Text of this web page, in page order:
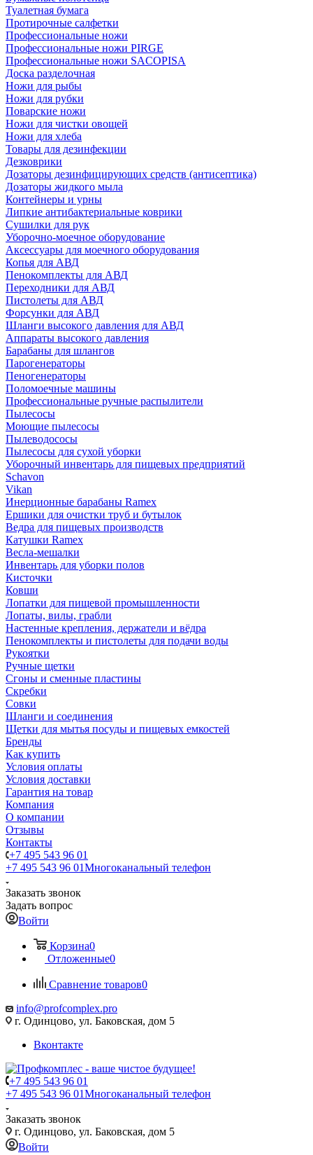
Туалетная бумага
Протирочные салфетки
Профессиональные ножи
Профессиональные ножи PIRGE
Профессиональные ножи SACOPISA
Доска разделочная
Ножи для рыбы
Ножи для рубки
Поварские ножи
Ножи для чистки овощей
Ножи для хлеба
Товары для дезинфекции
Дезковрики
Дозаторы дезинфицирующих средств (антисептика)
Дозаторы жидкого мыла
Контейнеры и урны
Липкие антибактериальные коврики
Сушилки для рук
Уборочно-моечное оборудование
Аксессуары для моечного оборудования
Копья для АВД
Пенокомплекты для АВД
Переходники для АВД
Пистолеты для АВД
Форсунки для АВД
Шланги высокого давления для АВД
Аппараты высокого давления
Барабаны для шлангов
Парогенераторы
Пеногенераторы
Поломоечные машины
Профессиональные ручные распылители
Пылесосы
Моющие пылесосы
Пылеводососы
Пылесосы для сухой уборки
Уборочный инвентарь для пищевых предприятий
Schavon
Vikan
Инерционные барабаны Ramex
Ершики для очистки труб и бутылок
Ведра для пищевых производств
Катушки Ramex
Весла-мешалки
Инвентарь для уборки полов
Кисточки
Ковши
Лопатки для пищевой промышленности
Лопаты, вилы, грабли
Настенные крепления, держатели и вёдра
Пенокомплекты и пистолеты для подачи воды
Рукоятки
Ручные щетки
Сгоны и сменные пластины
Скребки
Совки
Шланги и соединения
Щетки для мытья посуды и пищевых емкостей
Бренды
Как купить
Условия оплаты
Условия доставки
Гарантия на товар
Компания
О компании
Отзывы
Контакты
+7 495 543 96 01
+7 495 543 96 01Многоканальный телефон
Заказать звонок
Задать вопрос
Войти
Корзина0
Отложенные0
Сравнение товаров0
info@profcomplex.pro
г. Одинцово, ул. Баковская, дом 5
Вконтакте
+7 495 543 96 01
+7 495 543 96 01Многоканальный телефон
Заказать звонок
г. Одинцово, ул. Баковская, дом 5
Войти